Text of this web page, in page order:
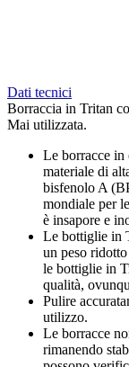
Dati tecnici
Borraccia in Tritan
Mai utilizzata.
Le borracce
materiale di
bisfenolo A
mondiale per
è insapore e
Le bottiglie in
un peso
le bottiglie in
qualità,
Pulire
utilizzo.
Le borracce
rimanendo